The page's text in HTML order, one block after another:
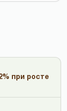
при росте